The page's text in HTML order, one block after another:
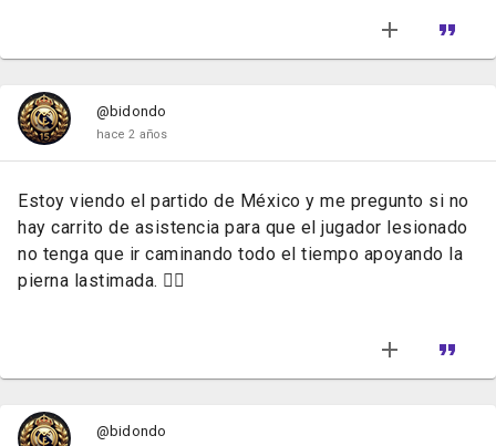
@bidondo
hace 2 años
Estoy viendo el partido de México y me pregunto si no
hay carrito de asistencia para que el jugador lesionado
no tenga que ir caminando todo el tiempo apoyando la
pierna lastimada. 🤦‍♂️
@bidondo